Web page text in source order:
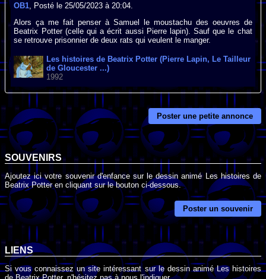
OB1 , Posté le 25/05/2023 à 20:04.
Alors ça me fait penser à Samuel le moustachu des oeuvres de
Beatrix Potter (celle qui a écrit aussi Pierre lapin). Sauf que le chat
se retrouve prisonnier de deux rats qui veulent le manger.
Les histoires de Beatrix Potter (Pierre Lapin, Le Tailleur
de Gloucester ...)
1992
Poster une petite annonce
SOUVENIRS
Ajoutez ici votre souvenir d'enfance sur le dessin animé Les histoires de
Beatrix Potter en cliquant sur le bouton ci-dessous.
Poster un souvenir
LIENS
Si vous connaissez un site intéressant sur le dessin animé Les histoires